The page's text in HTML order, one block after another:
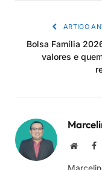
ARTIGO
Bolsa Família
valores e
Site